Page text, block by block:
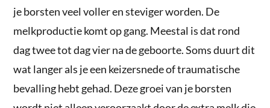
je borsten veel voller en steviger worden. De
melkproductie komt op gang. Meestal is dat rond
dag twee tot dag vier na de geboorte. Soms duurt dit
wat langer als je een keizersnede of traumatische
bevalling hebt gehad. Deze groei van je borsten